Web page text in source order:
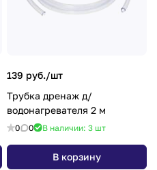
139 руб./шт
Трубка дренаж д/
водонагревателя 2 м
0 0 В наличии: 3 шт
В корзину